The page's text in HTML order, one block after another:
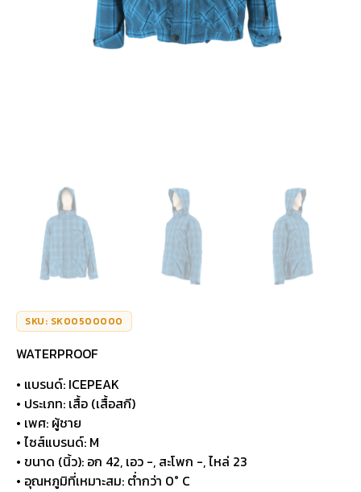
SKU: SK00500000
WATERPROOF
• แบรนด์: ICEPEAK
• ประเภท: เสื้อ (เสื้อสกี)
• เพศ: ผู้ชาย
• ไซส์แบรนด์: M
• ขนาด (นิ้ว): อก 42, เอว -, สะโพก -, ไหล่ 23
• อุณหภูมิที่เหมาะสม: ต่ำกว่า 0° C